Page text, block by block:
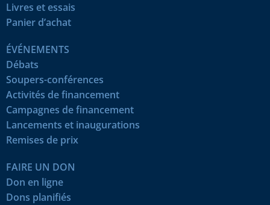
Livres et essais
Panier d’achat
ÉVÉNEMENTS
Débats
Soupers-conférences
Activités de financement
Campagnes de financement
Lancements et inaugurations
Remises de prix
FAIRE UN DON
Don en ligne
Dons planifiés